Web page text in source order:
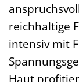
reichhaltige
intensiv mit